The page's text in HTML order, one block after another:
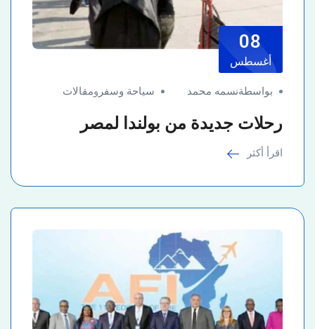
08
أغسطس
بواسطةنسمه محمد سياحة وسفر ومقالات
رحلات جديدة من بولندا لمصر
اقرأ أكثر